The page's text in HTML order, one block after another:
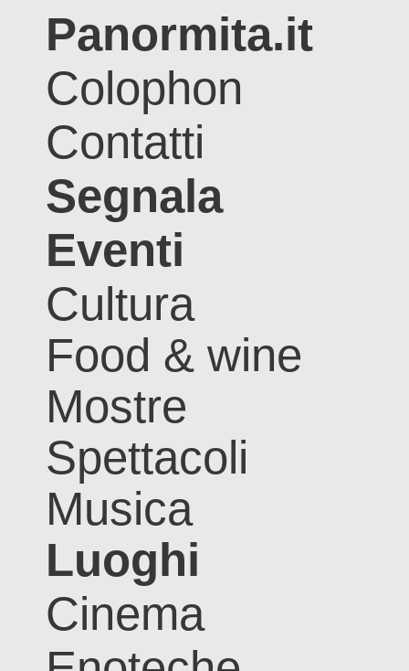
Panormita.it
Colophon
Contatti
Segnala
Eventi
Cultura
Food & wine
Mostre
Spettacoli
Musica
Luoghi
Cinema